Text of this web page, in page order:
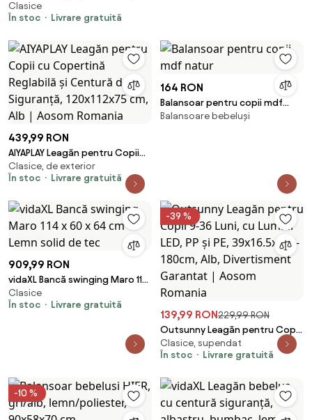
cu 2 Locuri, Acoperiș Reglabil și
Curele de Siguranță, Leagăn
Oțel și Material Oxford, Max 60
kg, 112x75x120 cm, Portocaliu |
Aosom Romania
Clasice
În stoc
Livrare gratuită
439,99 RON
AIYAPLAY Leagăn pentru Copii
cu Copertină Reglabilă și
Centură de Siguranță,
Romania
Clasice, de exterior
În stoc
Livrare gratuită
164 RON
Balansoar pentru copii mdf
natur
Balansoare bebeluși
909,99 RON
vidaXL Bancă swinging Maro 114
x 60 x 64 cm Lemn solid de tec
Clasice
În stoc
Livrare gratuită
-39 %
139,99 RON229,99 RON
Outsunny Leagăn pentru Copii
9-36 Luni, cu Lumini LED, PP și PE,
39x16.5x120-180cm, Alb,
Romania
Clasice, supendat
În stoc
Livrare gratuită
-10 %